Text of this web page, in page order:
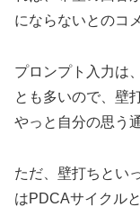
にならないとのコ
プロンプト入力は
とも多いので、壁
やっと自分の思う
ただ、壁打ちとい
はPDCAサイクル